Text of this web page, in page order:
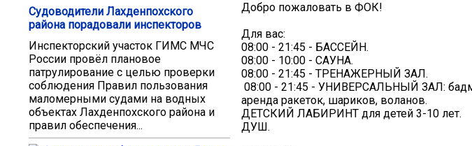
Судоводители Лахденпохского
района порадовали инспекторов
Инспекторский участок ГИМС МЧС
России провёл плановое
патрулирование с целью проверки
соблюдения Правил пользования
маломерными судами на водных
объектах Лахденпохского района и
правил обеспечения...
Добро пожаловать в ФОК!
Для вас:
08:00 - 21:45 - БАССЕЙН.
08:00 - 10:00 - САУНА.
08:00 - 21:45 - ТРЕНАЖЕРНЫЙ ЗАЛ.
08:00 - 21:45 - УНИВЕРСАЛЬНЫЙ ЗАЛ:
аренда ракеток, шариков, воланов.
ДЕТСКИЙ ЛАБИРИНТ для детей 3-10 лет.
ДУШ.